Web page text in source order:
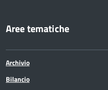
Aree tematiche
Archivio
Bilancio